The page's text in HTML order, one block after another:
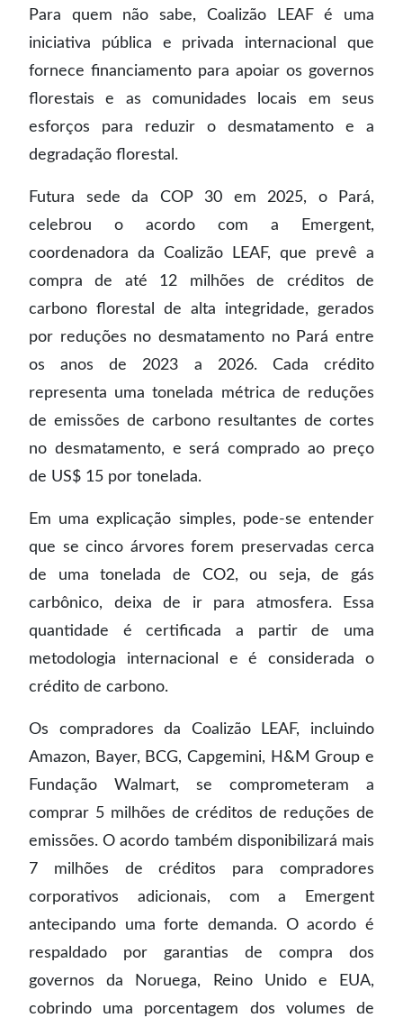
Para quem não sabe, Coalizão LEAF é uma
iniciativa pública e privada internacional que
fornece financiamento para apoiar os governos
florestais e as comunidades locais em seus
esforços para reduzir o desmatamento e a
degradação florestal.
Futura sede da COP 30 em 2025, o Pará,
celebrou o acordo com a Emergent,
coordenadora da Coalizão LEAF, que prevê a
compra de até 12 milhões de créditos de
carbono florestal de alta integridade, gerados
por reduções no desmatamento no Pará entre
os anos de 2023 a 2026. Cada crédito
representa uma tonelada métrica de reduções
de emissões de carbono resultantes de cortes
no desmatamento, e será comprado ao preço
de US$ 15 por tonelada.
Em uma explicação simples, pode-se entender
que se cinco árvores forem preservadas cerca
de uma tonelada de CO2, ou seja, de gás
carbônico, deixa de ir para atmosfera. Essa
quantidade é certificada a partir de uma
metodologia internacional e é considerada o
crédito de carbono.
Os compradores da Coalizão LEAF, incluindo
Amazon, Bayer, BCG, Capgemini, H&M Group e
Fundação Walmart, se comprometeram a
comprar 5 milhões de créditos de reduções de
emissões. O acordo também disponibilizará mais
7 milhões de créditos para compradores
corporativos adicionais, com a Emergent
antecipando uma forte demanda. O acordo é
respaldado por garantias de compra dos
governos da Noruega, Reino Unido e EUA,
cobrindo uma porcentagem dos volumes de